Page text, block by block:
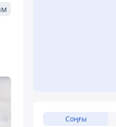
Соңғы